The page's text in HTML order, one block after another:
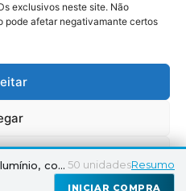
exclusivos neste site. Não
pode afetar negativamante certos
Holdycard Porta-cartão em alumínio, com protecção 50 unidadesResumo
INICIAR COMPRA